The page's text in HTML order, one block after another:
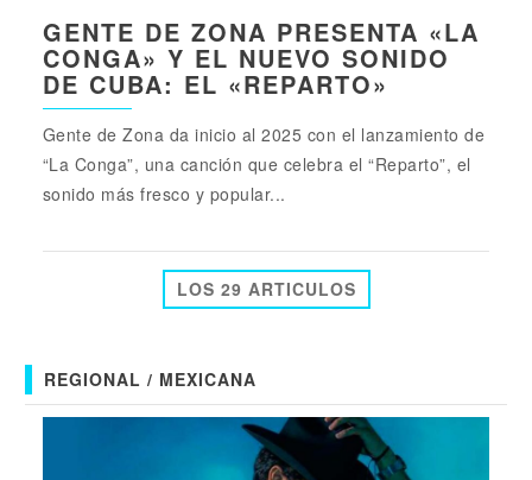
GENTE DE ZONA PRESENTA «LA
CONGA» Y EL NUEVO SONIDO
DE CUBA: EL «REPARTO»
Gente de Zona da inicio al 2025 con el lanzamiento de
“La Conga”, una canción que celebra el “Reparto”, el
sonido más fresco y popular...
LOS 29 ARTICULOS
REGIONAL / MEXICANA